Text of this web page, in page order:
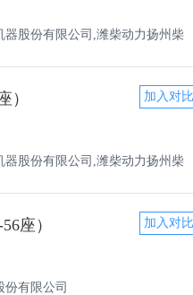
股份有限公司,潍柴动力扬州柴
）
股份有限公司,潍柴动力扬州柴
座）
有限公司